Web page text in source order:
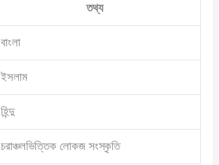
তথ্য
বাংলা
ইসলাম
হিন্দু
চরাঞ্চলভিত্তিক লোকজ সংস্কৃতি